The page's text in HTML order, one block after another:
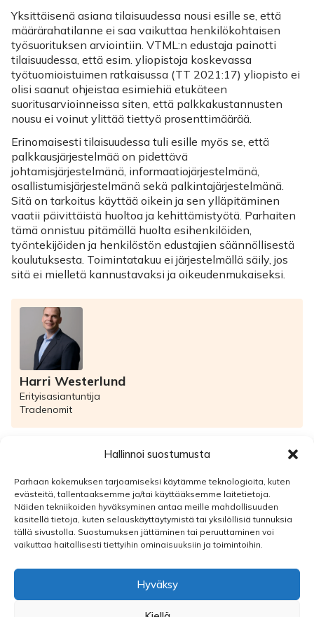
Hallinnoi suostumusta
Parhaan kokemuksen tarjoamiseksi käytämme teknologioita, kuten
evästeitä, tallentaaksemme ja/tai käyttääksemme laitetietoja.
Näiden tekniikoiden hyväksyminen antaa meille mahdollisuuden
käsitellä tietoja, kuten selauskäyttäytymistä tai yksilöllisiä tunnuksia
tällä sivustolla. Suostumuksen jättäminen tai peruuttaminen voi
vaikuttaa haitallisesti tiettyihin ominaisuuksiin ja toimintoihin.
Hyväksy
Yksittäisenä asiana tilaisuudessa nousi esille se, että
määrärahatilanne ei saa vaikuttaa henkilökohtaisen
työsuorituksen arviointiin. VTML:n edustaja painotti
tilaisuudessa, että esim. yliopistoja koskevassa
työtuomioistuimen ratkaisussa (TT 2021:17) yliopisto ei
olisi saanut ohjeistaa esimiehiä etukäteen
suoritusarvioinneissa siten, että palkkakustannusten
nousu ei voinut ylittää tiettyä prosenttimäärää.
Erinomaisesti tilaisuudessa tuli esille myös se, että
palkkausjärjestelmää on pidettävä
johtamisjärjestelmänä, informaatiojärjestelmänä,
osallistumisjärjestelmänä sekä palkintajärjestelmänä.
Sitä on tarkoitus käyttää oikein ja sen ylläpitäminen
vaatii päivittäistä huoltoa ja kehittämistyötä. Parhaiten
tämä onnistuu pitämällä huolta esihenkilöiden,
työntekijöiden ja henkilöstön edustajien säännöllisestä
koulutuksesta. Toimintatakuu ei järjestelmällä säily, jos
sitä ei mielletä kannustavaksi ja oikeudenmukaiseksi.
Harri Westerlund
Erityisasiantuntija
Tradenomit
Valtikka on akavalaisten liittojen yhteinen jäsentiedote
valtiosektorin ajankohtaisista neuvottelu- sekä muista
työhön liittyvistä asioista. Valtikka ilmestyy neljä kertaa
vuodessa.
Toimitus
PDF-arkisto